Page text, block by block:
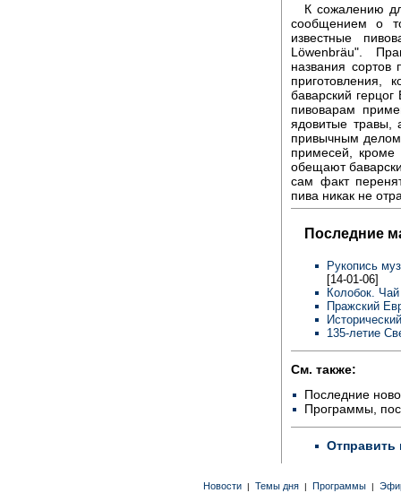
К сожалению
сообщением о
известные
Löwenbräu".
названия сортов
приготовления,
баварский
пивоварам
ядовитые
привычным
примесей,
обещают
сам факт
пива никак не
Последние
Рукопись
[14-01-06]
Колобок.
Пражский
135-летие
См. также:
Последние
Программы,
Отправить
Новости | Темы дня | Программы |